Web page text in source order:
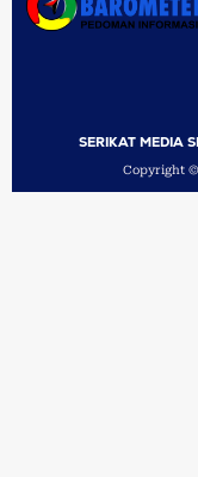
SERIKAT MEDIA
Copyright ©